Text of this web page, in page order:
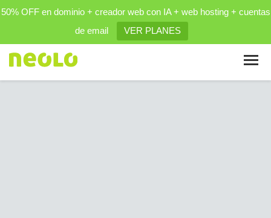
50% OFF en dominio + creador web con IA + web hosting + cuentas
de email
VER PLANES